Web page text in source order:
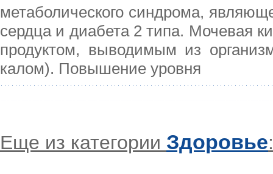
метаболического синдрома,
сердца и диабета 2 типа. Мочевая
продуктом, выводимым из
калом). Повышение уровня
Еще из категории Здоровье: